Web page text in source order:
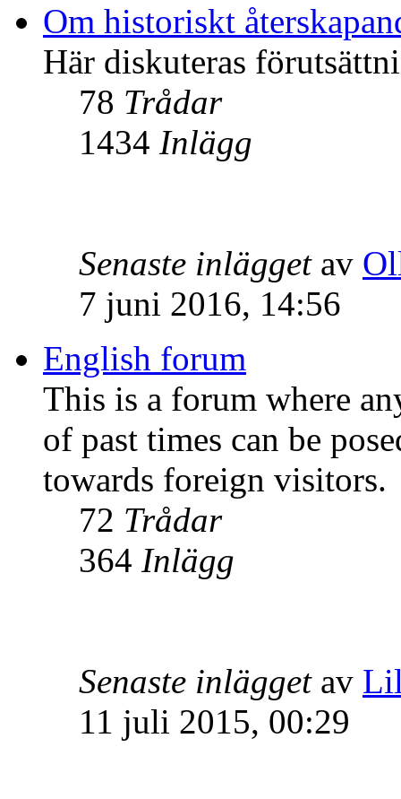
Om historiskt
Här diskuteras
78 Trådar
1434 Inlägg
Senaste inläggetav
7 juni 2016, 14:56
English forum
This is a forum where
of past times can be
towards foreign visitors.
72 Trådar
364 Inlägg
Senaste inläggetav
11 juli 2015, 00:29